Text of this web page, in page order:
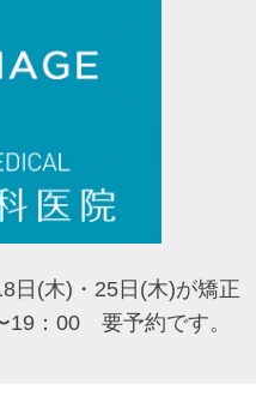
日(木)・25日(木)が矯正
19：00 要予約です。